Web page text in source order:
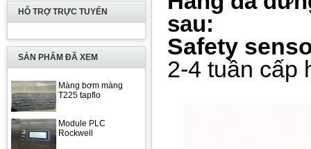
HỖ TRỢ TRỰC TUYẾN
SẢN PHẨM ĐÃ XEM
Màng bơm màng
T225 tapflo
Module PLC
Rockwell
sau:
Safety
2-4 tuần cấp